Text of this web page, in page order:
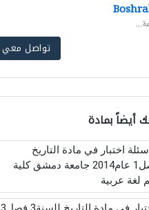
تواصل معي
بمادة
اختبار في مادة التاريخ
للسنة3 فصل1 عام2014 جامعة دمشق كلية
لغة عربية